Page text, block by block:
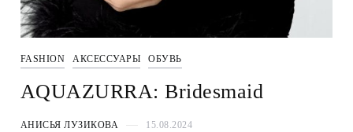
FASHION АКСЕССУАРЫ ОБУВЬ
AQUAZURRA: Bridesmaid
АНИСЬЯ ЛУЗИКОВА 15.08.2024